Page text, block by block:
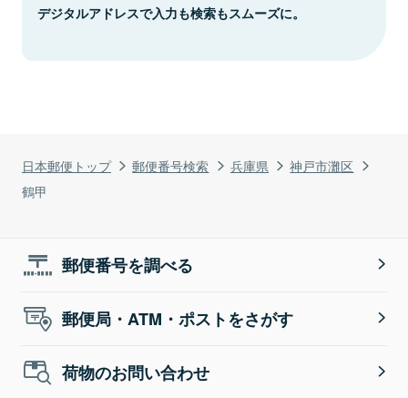
日本郵便トップ 郵便番号検索 兵庫県
神戸市灘区
鶴甲
デジタルアドレスで入力も検索もスムーズに。
郵便番号を調べる
郵便局・ATM・ポストをさがす
荷物のお問い合わせ